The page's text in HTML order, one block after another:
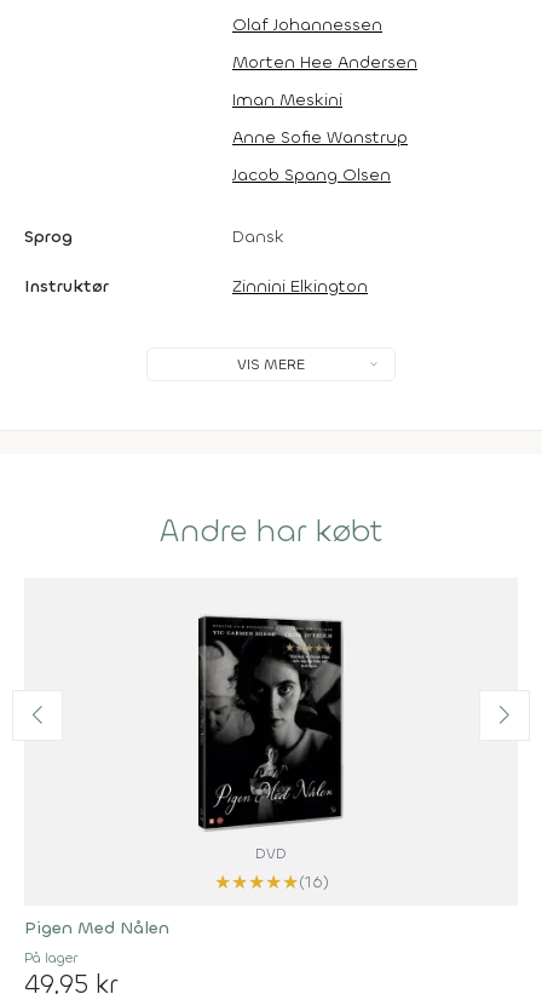
Olaf Johannessen
Morten Hee Andersen
Iman Meskini
Anne Sofie Wanstrup
Jacob Spang Olsen
Sprog Dansk
Instruktør Zinnini Elkington
VIS MERE
Andre har købt
DVD
★★★★★(16)
Pigen Med Nålen
På lager
49,95 kr